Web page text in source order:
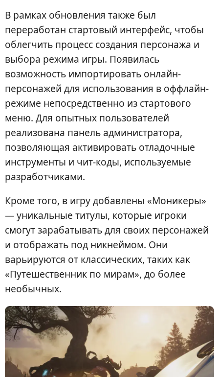
В рамках обновления также был
переработан стартовый интерфейс, чтобы
облегчить процесс создания персонажа и
выбора режима игры. Появилась
возможность импортировать онлайн-
персонажей для использования в оффлайн-
режиме непосредственно из стартового
меню. Для опытных пользователей
реализована панель администратора,
позволяющая активировать отладочные
инструменты и чит-коды, используемые
разработчиками.
Кроме того, в игру добавлены «Моникеры»
— уникальные титулы, которые игроки
смогут зарабатывать для своих персонажей
и отображать под никнеймом. Они
варьируются от классических, таких как
«Путешественник по мирам», до более
необычных.